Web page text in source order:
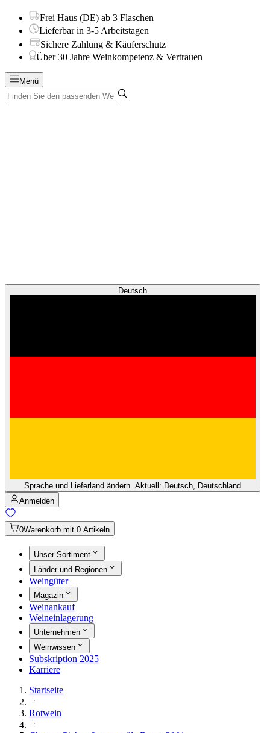
Frei Haus (DE) ab 3 Flaschen
Lieferbar in 3-5 Arbeitstagen
Sichere Zahlung & Käuferschutz
Über 30 Jahre Weinkompetenz & Vertrauen
Menü
Deutsch
Sprache und Lieferland ändern. Aktuell: Deutsch, Deutschland
Anmelden
0Warenkorb mit 0 Artikeln
Unser Sortiment
Länder und Regionen
Weingüter
Magazin
Weinankauf
Weineinlagerung
Unternehmen
Weinwissen
Subskription 2025
Karriere
Startseite
Rotwein